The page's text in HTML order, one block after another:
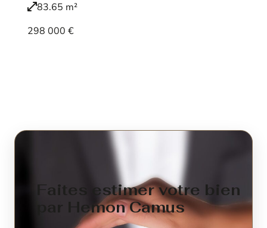
83.65 m²
298 000 €
Faites estimer votre bien
par Hemon Camus